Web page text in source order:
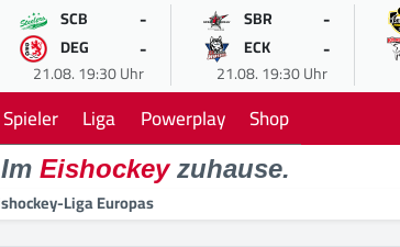
SCB -
DEG -
21.08. 19:30 Uhr
SBR -
ECK -
21.08. 19:30 Uhr
Spieler Liga Powerplay Shop
Eishockeyzuhause.
Liga Europas